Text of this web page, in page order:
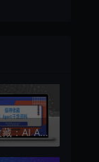
值得收藏：AI Agent干货资料